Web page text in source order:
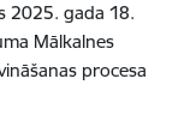
2025. gada 18.
Mālkalnes
procesa